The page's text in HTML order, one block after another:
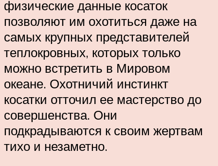
физические данные косаток
позволяют им охотиться даже на
самых крупных представителей
теплокровных, которых только
можно встретить в Мировом
океане. Охотничий инстинкт
косатки отточил ее мастерство до
совершенства. Они
подкрадываются к своим жертвам
тихо и незаметно.